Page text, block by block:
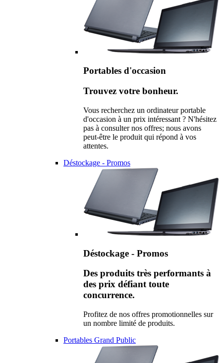
Portables d'occasion
Trouvez votre bonheur.
Vous recherchez un ordinateur portable
d'occasion à un prix intéressant ? N'hésitez
pas à consulter nos offres; nous avons
peut-être le produit qui répond à vos
attentes.
Déstockage - Promos
Déstockage - Promos
Des produits très performants à
des prix défiant toute
concurrence.
Profitez de nos offres promotionnelles sur
un nombre limité de produits.
Portables Grand Public